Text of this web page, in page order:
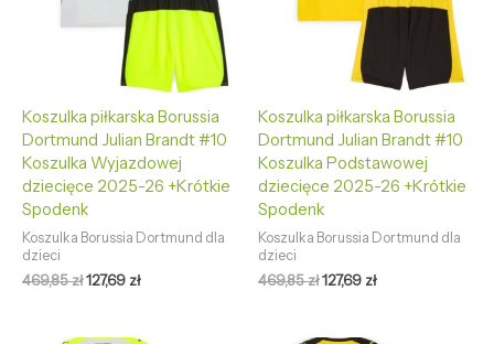
Koszulka piłkarska Borussia
Dortmund Julian Brandt #10
Koszulka Wyjazdowej
dziecięce 2025-26 +Krótkie
Spodenk
Koszulka Borussia Dortmund dla
dzieci
469,85zł127,69 zł
Koszulka piłkarska Borussia
Dortmund Julian Brandt #10
Koszulka Podstawowej
dziecięce 2025-26 +Krótkie
Spodenk
Koszulka Borussia Dortmund dla
dzieci
469,85zł127,69 zł